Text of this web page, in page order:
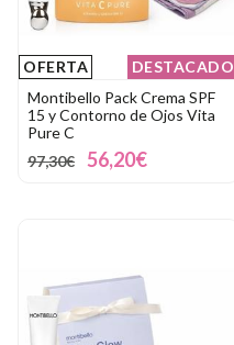
OFERTA
DESTACADO
Montibello Pack Crema SPF
15 y Contorno de Ojos Vita
Pure C
97,30€
56,20€